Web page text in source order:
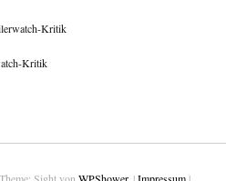
Kritik
Kritik